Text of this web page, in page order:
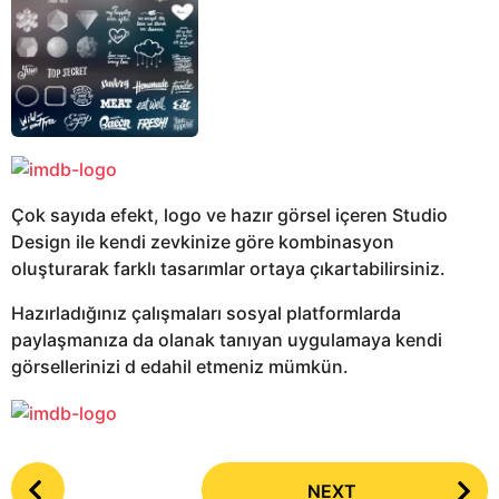
Çok sayıda efekt, logo ve hazır görsel içeren Studio
Design ile kendi zevkinize göre kombinasyon
oluşturarak farklı tasarımlar ortaya çıkartabilirsiniz.
Hazırladığınız çalışmaları sosyal platformlarda
paylaşmanıza da olanak tanıyan uygulamaya kendi
görsellerinizi d edahil etmeniz mümkün.
P
NEXT